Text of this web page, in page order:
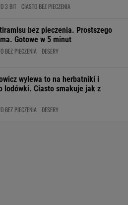
3 BIT CIASTO BEZ PIECZENIA
bez pieczenia. Prostszego
Gotowe w 5 minut
BEZ PIECZENIA DESERY
wylewa to na herbatniki i
lodówki. Ciasto smakuje jak z
BEZ PIECZENIA DESERY